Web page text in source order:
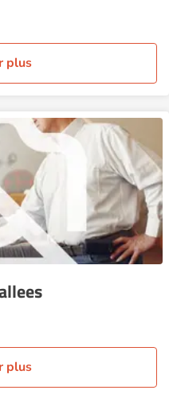
plus
plus